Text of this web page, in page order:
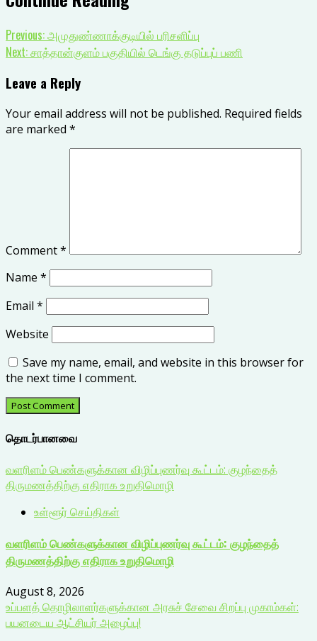
Previous:அமுதுண்ணாக்குடியில் பரிசளிப்பு
Next:சாத்தான்குளம் பகுதியில் டெங்கு தடுப்புப் பணி
Leave a Reply
Your email address will not be published. Required fields
are marked *
Comment*
Name *
Email *
Website
Save my name, email, and website in this browser for
the next time I comment.
தொடர்பானவை
வளரிளம் பெண்களுக்கான விழிப்புணர்வு கூட்டம்: குழந்தைத்
திருமணத்திற்கு எதிராக உறுதிமொழி
உள்ளூர் செய்திகள்
வளரிளம் பெண்களுக்கான விழிப்புணர்வு கூட்டம்: குழந்தைத்
திருமணத்திற்கு எதிராக உறுதிமொழி
August 8, 2026
உப்பளத் தொழிலாளர்களுக்கான அரசுச் சேவை சிறப்பு முகாம்கள்:
பயனடைய ஆட்சியர் அழைப்பு!